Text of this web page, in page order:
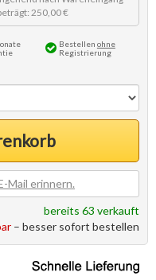
250,00 €
Bestellen ohne
Registrierung
Mail erinnern.
bereits 63 verkauft
– besser sofort bestellen